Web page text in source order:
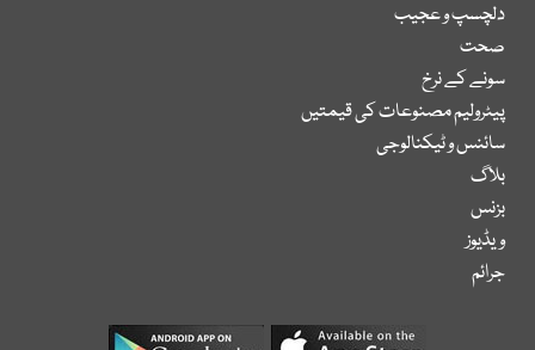
دلچسپ و عجیب
صحت
سونے کے نرخ
پیٹرولیم مصنوعات کی قیمتیں
سائنس و ٹیکنالوجی
بلاگ
بزنس
ویڈیوز
جرائم